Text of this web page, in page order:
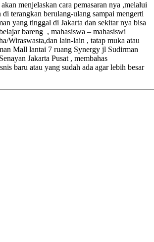
menjelaskan cara pemasaran nya ,melalui
terangkan berulang-ulang sampai mengerti
yang tinggal di Jakarta dan sekitar nya bisa
bareng , mahasiswa – mahasiswi
Wiraswasta,dan lain-lain , tatap muka atau
Mall lantai 7 ruang Synergy jl Sudirman
Jakarta Pusat , membahas
baru atau yang sudah ada agar lebih besar